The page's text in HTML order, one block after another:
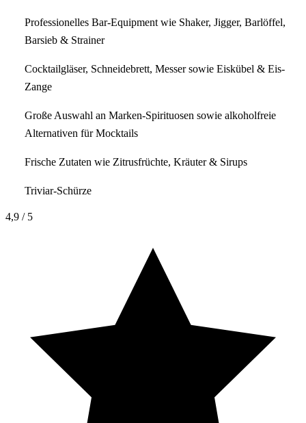
Professionelles Bar-Equipment wie Shaker, Jigger, Barlöffel,
Barsieb & Strainer
Cocktailgläser, Schneidebrett, Messer sowie Eiskübel & Eis-
Zange
Große Auswahl an Marken-Spirituosen sowie alkoholfreie
Alternativen für Mocktails
Frische Zutaten wie Zitrusfrüchte, Kräuter & Sirups
Triviar-Schürze
4,9 / 5